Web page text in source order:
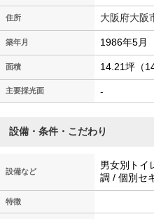
住所 大阪府大阪
築年月 1986年5月
面積 14.21坪（
主要採光面 -
設備・条件・こだわり
設備など
男女別トイ
調 / 個別セ
特徴